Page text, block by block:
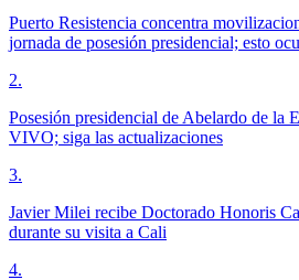
Puerto Resistencia concentra
jornada de posesión presidencial; esto
2.
Posesión presidencial de Abelardo de la
VIVO; siga las actualizaciones
3.
Javier Milei recibe Doctorado Honoris
durante su visita a Cali
4.